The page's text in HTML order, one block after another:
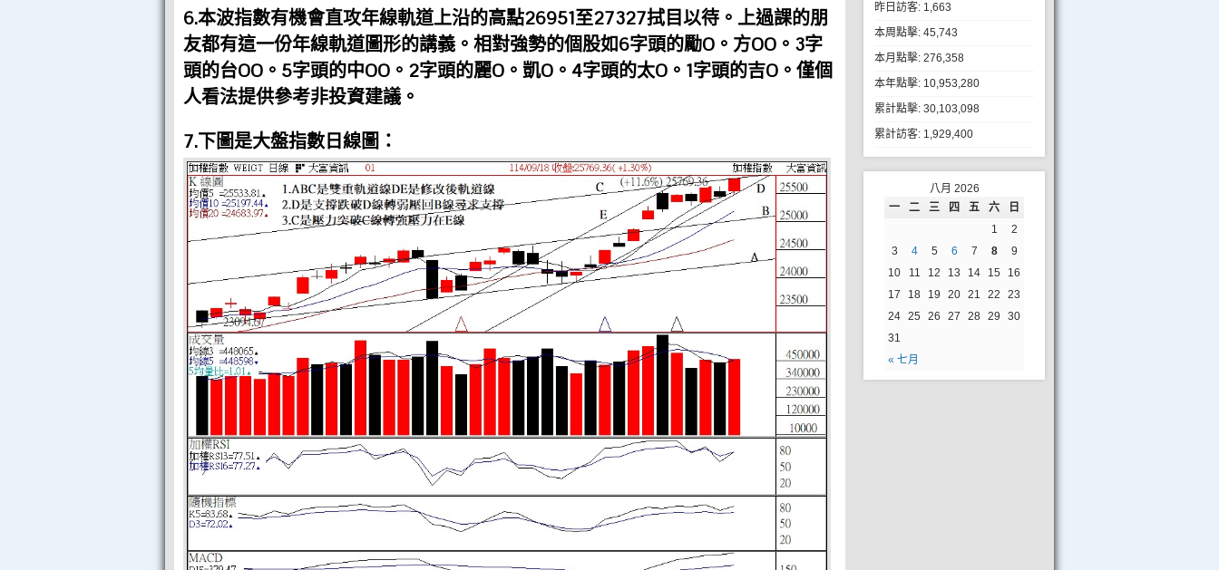
6.本波指數有機會直攻年線軌道上沿的高點26951至27327拭目以待。上過課的朋
友都有這一份年線軌道圖形的講義。相對強勢的個股如6字頭的勵O。方OO。3字
頭的台OO。5字頭的中OO。2字頭的麗O。凱O。4字頭的太O。1字頭的吉O。僅個
人看法提供參考非投資建議。
7.下圖是大盤指數日線圖：
昨日訪客: 1,663
本周點擊: 45,743
本月點擊: 276,358
本年點擊: 10,953,280
累計點擊: 30,103,098
累計訪客: 1,929,400
八月 2026
一
二 三 四 五 六 日
« 七月
1
2
3
4 5 6 7 8
9
10
11 12 13 14 15
16
17
18 19 20 21 22
23
24 25 26 27 28 29
30
31